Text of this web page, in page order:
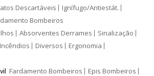
Descartáveis
Ignífugo/Antiestát.
Bombeiros
Absorventes Derrames
Sinalização
Diversos
Ergonomia
Fardamento Bombeiros
Epis Bombeiros